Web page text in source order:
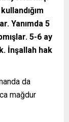
Yanımda 5
5-6 ay
İnşallah hak
da
mağdur